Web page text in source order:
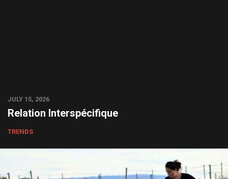
JULY 15, 2026
Relation Interspécifique
TRENDS